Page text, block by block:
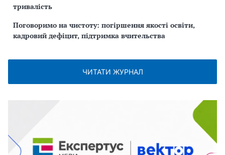
тривалість
Поговоримо на чистоту: погіршення якості освіти,
кадровий дефіцит, підтримка вчительства
ЧИТАТИ ЖУРНАЛ